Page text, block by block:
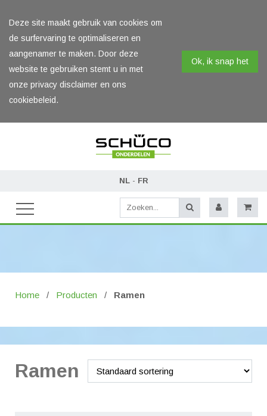
Deze site maakt gebruik van cookies om
de surfervaring te optimaliseren en
aangenamer te maken. Door deze
website te gebruiken stemt u in met
onze privacy disclaimer en ons
cookiebeleid.
Ok, ik snap het
NL- FR
Home / Producten / Ramen
Ramen